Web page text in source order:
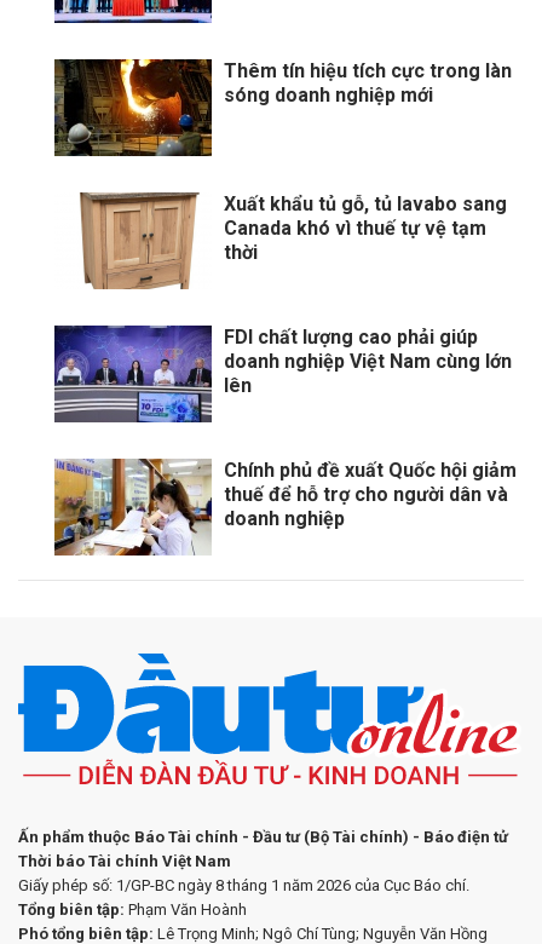
Thêm tín hiệu tích cực trong làn
sóng doanh nghiệp mới
Xuất khẩu tủ gỗ, tủ lavabo sang
Canada khó vì thuế tự vệ tạm
thời
FDI chất lượng cao phải giúp
doanh nghiệp Việt Nam cùng lớn
lên
Chính phủ đề xuất Quốc hội giảm
thuế để hỗ trợ cho người dân và
doanh nghiệp
Ấn phẩm thuộc Báo Tài chính - Đầu tư (Bộ Tài chính) - Báo điện tử
Thời báo Tài chính Việt Nam
Giấy phép số: 1/GP-BC ngày 8 tháng 1 năm 2026 của Cục Báo chí.
Tổng biên tập: Phạm Văn Hoành
Phó tổng biên tập: Lê Trọng Minh; Ngô Chí Tùng; Nguyễn Văn Hồng